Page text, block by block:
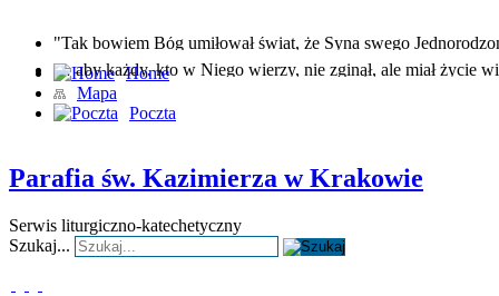
"Tak bowiem Bóg umiłował świat, że Syna swego
… aby każdy, kto w Niego wierzy, nie zginął, ale miał życie
Home
Mapa
Poczta
Parafia św. Kazimierza w Krakowie
Serwis liturgiczno-katechetyczny
Szukaj...